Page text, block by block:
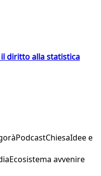
diritto alla statistica
PodcastChiesaIdee e
Ecosistema avvenire